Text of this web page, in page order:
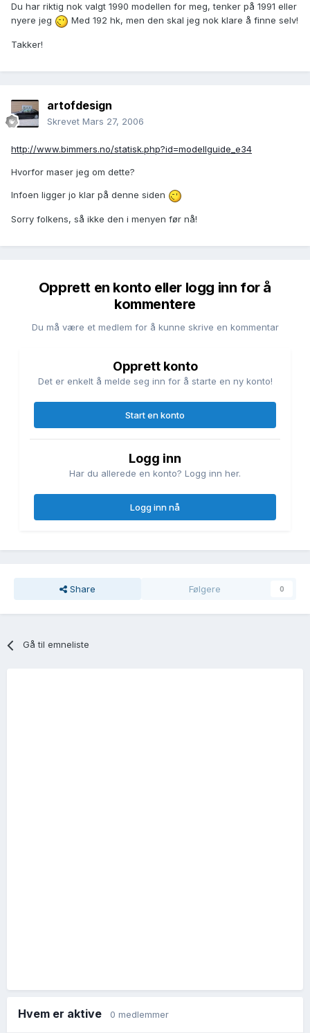
Du har riktig nok valgt 1990 modellen for meg, tenker på 1991 eller
nyere jeg
Med 192 hk, men den skal jeg nok klare å finne selv!
Takker!
artofdesign
Skrevet Mars 27, 2006
http://www.bimmers.no/statisk.php?id=modellguide_e34
Hvorfor maser jeg om dette?
Infoen ligger jo klar på denne siden
Sorry folkens, så ikke den i menyen før nå!
Opprett en konto eller logg inn for å
kommentere
Du må være et medlem for å kunne skrive en kommentar
Opprett konto
Det er enkelt å melde seg inn for å starte en ny konto!
Start en konto
Logg inn
Har du allerede en konto? Logg inn her.
Logg inn nå
Share Følgere 0
Gå til emneliste
Hvem er aktive 0 medlemmer